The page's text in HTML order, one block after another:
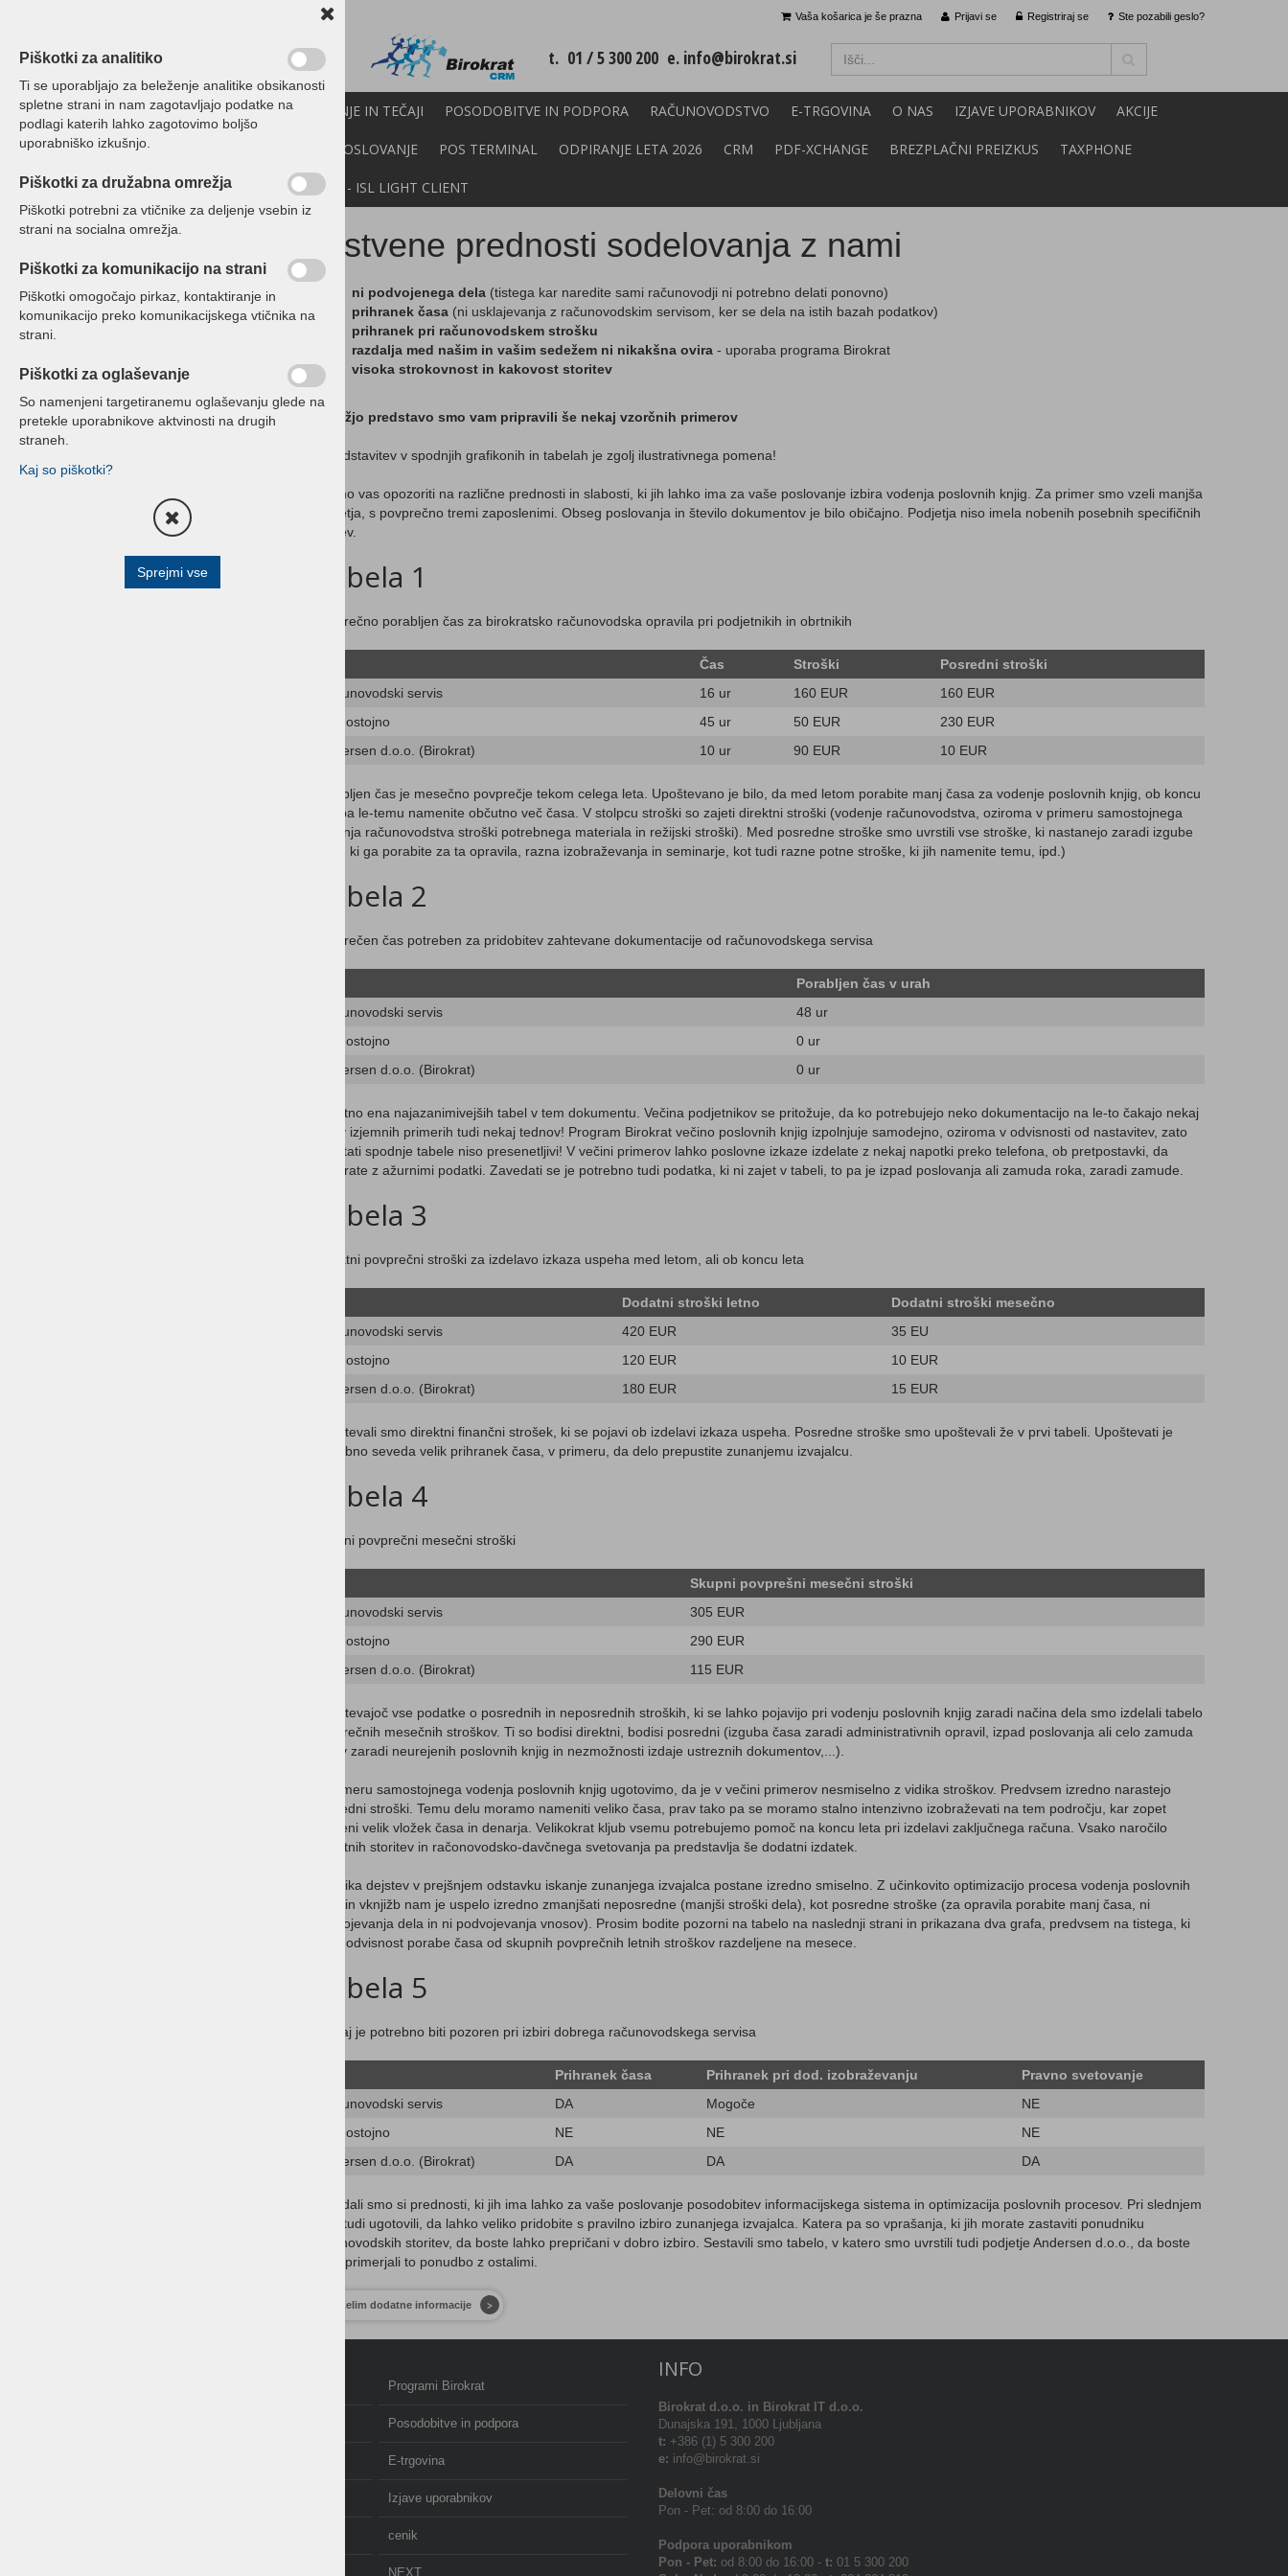
Prijavi se Registriraj se Ste pozabili geslo?
Vaša košarica je še prazna
t. 01 / 5 300 200 e. info@birokrat.si
PROGRAMI BIROKRAT IZOBRAŽEVANJE IN TEČAJI POSODOBITVE IN PODPORA RAČUNOVODSTVO E-TRGOVINA O NAS IZJAVE UPORABNIKOV AKCIJE
CENIK E-POSLOVANJE POS TERMINAL ODPIRANJE LETA 2026 CRM PDF-XCHANGE BREZPLAČNI PREIZKUS TAXPHONE
DEMO VERZIJE POMOČ NA DALJAVO - ISL LIGHT CLIENT
Vodenje računovodstva
Bistvene prednosti
Brezplačna ponudba
Posodobitve
Referenčna lista
Bistvene prednosti sodelovanja z nami
ni podvojenega dela (tistega kar naredite sami računovodji ni potrebno delati ponovno)
prihranek časa (ni usklajevanja z računovodskim servisom, ker se dela na istih bazah podatkov)
prihranek pri računovodskem strošku
razdalja med našim in vašim sedežem ni nikakšna ovira - uporaba programa Birokrat
visoka strokovnost in kakovost storitev
Za lažjo predstavo smo vam pripravili še nekaj vzorčnih primerov
* Predstavitev v spodnjih grafikonih in tabelah je zgolj ilustrativnega pomena!
Želimo vas opozoriti na različne prednosti in slabosti, ki jih lahko ima za vaše poslovanje izbira vodenja poslovnih knjig. Za primer smo vzeli manjša
podjetja, s povprečno tremi zaposlenimi. Obseg poslovanja in število dokumentov je bilo običajno. Podjetja niso imela nobenih posebnih specifičnih
zahtev.
Tabela 1
Povprečno porabljen čas za birokratsko računovodska opravila pri podjetnikih in obrtnikih
Čas Stroški
Posredni stroški
Računovodski servis
16 ur 160 EUR
160 EUR
Samostojno
45 ur 50 EUR
230 EUR
Andersen d.o.o. (Birokrat)
10 ur 90 EUR 10 EUR
Porabljen čas je mesečno povprečje tekom celega leta. Upoštevano je bilo, da med letom porabite manj časa za vodenje poslovnih knjig, ob koncu
leta pa le-temu namenite občutno več časa. V stolpcu stroški so zajeti direktni stroški (vodenje računovodstva, oziroma v primeru samostojnega
vodenja računovodstva stroški potrebnega materiala in režijski stroški). Med posredne stroške smo uvrstili vse stroške, ki nastanejo zaradi izgube
časa, ki ga porabite za ta opravila, razna izobraževanja in seminarje, kot tudi razne potne stroške, ki jih namenite temu, ipd.)
Tabela 2
Povprečen čas potreben za pridobitev zahtevane dokumentacije od računovodskega servisa
Porabljen čas v urah
Računovodski servis
48 ur
Samostojno
0 ur
Andersen d.o.o. (Birokrat)
0 ur
Verjetno ena najazanimivejših tabel v tem dokumentu. Večina podjetnikov se pritožuje, da ko potrebujejo neko dokumentacijo na le-to čakajo nekaj
dni, v izjemnih primerih tudi nekaj tednov! Program Birokrat večino poslovnih knjig izpolnjuje samodejno, oziroma v odvisnosti od nastavitev, zato
rezultati spodnje tabele niso presenetljivi! V večini primerov lahko poslovne izkaze izdelate z nekaj napotki preko telefona, ob pretpostavki, da
operirate z ažurnimi podatki. Zavedati se je potrebno tudi podatka, ki ni zajet v tabeli, to pa je izpad poslovanja ali zamuda roka, zaradi zamude.
Tabela 3
Dodatni povprečni stroški za izdelavo izkaza uspeha med letom, ali ob koncu leta
Dodatni stroški letno
Dodatni stroški mesečno
Računovodski servis
420 EUR
35 EU
Samostojno
120 EUR
10 EUR
Andersen d.o.o. (Birokrat)
180 EUR 15 EUR
Upoštevali smo direktni finančni strošek, ki se pojavi ob izdelavi izkaza uspeha. Posredne stroške smo upoštevali že v prvi tabeli. Upoštevati je
potrebno seveda velik prihranek časa, v primeru, da delo prepustite zunanjemu izvajalcu.
Tabela 4
Skupni povprečni mesečni stroški
Skupni povprešni mesečni stroški
Računovodski servis
305 EUR
Samostojno
290 EUR
Andersen d.o.o. (Birokrat)
115 EUR
Upoštevajoč vse podatke o posrednih in neposrednih stroških, ki se lahko pojavijo pri vodenju poslovnih knjig zaradi načina dela smo izdelali tabelo
povprečnih mesečnih stroškov. Ti so bodisi direktni, bodisi posredni (izguba časa zaradi administrativnih opravil, izpad poslovanja ali celo zamuda
rokov zaradi neurejenih poslovnih knjig in nezmožnosti izdaje ustreznih dokumentov,...).
V primeru samostojnega vodenja poslovnih knjig ugotovimo, da je v večini primerov nesmiselno z vidika stroškov. Predvsem izredno narastejo
posredni stroški. Temu delu moramo nameniti veliko časa, prav tako pa se moramo stalno intenzivno izobraževati na tem področju, kar zopet
pomeni velik vložek časa in denarja. Velikokrat kljub vsemu potrebujemo pomoč na koncu leta pri izdelavi zaključnega računa. Vsako naročilo
dodatnih storitev in račonovodsko-davčnega svetovanja pa predstavlja še dodatni izdatek.
Iz vidika dejstev v prejšnjem odstavku iskanje zunanjega izvajalca postane izredno smiselno. Z učinkovito optimizacijo procesa vodenja poslovnih
knjig in vknjižb nam je uspelo izredno zmanjšati neposredne (manjši stroški dela), kot posredne stroške (za opravila porabite manj časa, ni
podvojevanja dela in ni podvojevanja vnosov). Prosim bodite pozorni na tabelo na naslednji strani in prikazana dva grafa, predvsem na tistega, ki
kaže odvisnost porabe časa od skupnih povprečnih letnih stroškov razdeljene na mesece.
Tabela 5
Na kaj je potrebno biti pozoren pri izbiri dobrega računovodskega servisa
Prihranek časa Prihranek pri dod. izobraževanju
Pravno svetovanje
Računovodski servis
DA Mogoče
NE
Samostojno
NE NE
NE
Andersen d.o.o. (Birokrat)
DA DA DA
Ogledali smo si prednosti, ki jih ima lahko za vaše poslovanje posodobitev informacijskega sistema in optimizacija poslovnih procesov. Pri slednjem
smo tudi ugotovili, da lahko veliko pridobite s pravilno izbiro zunanjega izvajalca. Katera pa so vprašanja, ki jih morate zastaviti ponudniku
računovodskih storitev, da boste lahko prepričani v dobro izbiro. Sestavili smo tabelo, v katero smo uvrstili tudi podjetje Andersen d.o.o., da boste
lažje primerjali to ponudbo z ostalimi.
Želim dodatne informacije
Programi Birokrat
Posodobitve in podpora
E-trgovina
Izjave uporabnikov
cenik
NEXT
INFO
Birokrat d.o.o. in Birokrat IT d.o.o.
Dunajska 191, 1000 Ljubljana
t: +386 (1) 5 300 200
e: info@birokrat.si
Delovni čas
Pon - Pet: od 8:00 do 16:00
Podpora uporabnikom
Pon - Pet: od 8:00 do 16:00 - t: 01 5 300 200
Piškotki za analitiko
Ti se uporabljajo za beleženje analitike obsikanosti
spletne strani in nam zagotavljajo podatke na
podlagi katerih lahko zagotovimo boljšo
uporabniško izkušnjo.
Piškotki za družabna omrežja
Piškotki potrebni za vtičnike za deljenje vsebin iz
strani na socialna omrežja.
Piškotki za komunikacijo na strani
Piškotki omogočajo pirkaz, kontaktiranje in
komunikacijo preko komunikacijskega vtičnika na
strani.
Piškotki za oglaševanje
So namenjeni targetiranemu oglaševanju glede na
pretekle uporabnikove aktvinosti na drugih
straneh.
Kaj so piškotki?
Sprejmi vse